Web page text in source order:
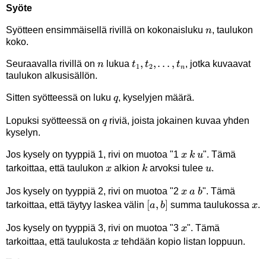
Syöte
Syötteen ensimmäisellä rivillä on kokonaisluku n
n, taulukon
koko.
Seuraavalla rivillä on n
nlukua t_1,t_2,\ldots,t_n
t1 , t2,… , tn, jotka kuvaavat
taulukon alkusisällön.
Sitten syötteessä on luku q
q, kyselyjen määrä.
Lopuksi syötteessä on q
qriviä, joista jokainen kuvaa yhden
kyselyn.
Jos kysely on tyyppiä 1, rivi on muotoa "1 x
x k
k u
u". Tämä
tarkoittaa, että taulukon x
xalkion k
k arvoksi tuleeu
u.
Jos kysely on tyyppiä 2, rivi on muotoa "2 x
x a
a b
b". Tämä
tarkoittaa, että täytyy laskea välin [a,b]
[a, b] summa taulukossa x
x.
Jos kysely on tyyppiä 3, rivi on muotoa "3 x
x". Tämä
tarkoittaa, että taulukosta x
xtehdään kopio listan loppuun.